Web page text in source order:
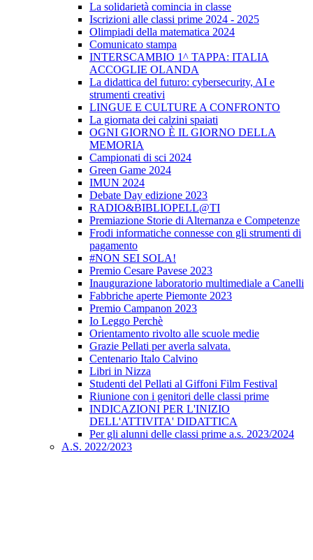
La solidarietà comincia in classe
Iscrizioni alle classi prime 2024 - 2025
Olimpiadi della matematica 2024
Comunicato stampa
INTERSCAMBIO 1^ TAPPA: ITALIA
ACCOGLIE OLANDA
La didattica del futuro: cybersecurity, AI e
strumenti creativi
LINGUE E CULTURE A CONFRONTO
La giornata dei calzini spaiati
OGNI GIORNO È IL GIORNO DELLA
MEMORIA
Campionati di sci 2024
Green Game 2024
IMUN 2024
Debate Day edizione 2023
RADIO&BIBLIOPELL@TI
Premiazione Storie di Alternanza e Competenze
Frodi informatiche connesse con gli strumenti di
pagamento
#NON SEI SOLA!
Premio Cesare Pavese 2023
Inaugurazione laboratorio multimediale a Canelli
Fabbriche aperte Piemonte 2023
Premio Campanon 2023
Io Leggo Perchè
Orientamento rivolto alle scuole medie
Grazie Pellati per averla salvata.
Centenario Italo Calvino
Libri in Nizza
Studenti del Pellati al Giffoni Film Festival
Riunione con i genitori delle classi prime
INDICAZIONI PER L'INIZIO
DELL'ATTIVITA' DIDATTICA
Per gli alunni delle classi prime a.s. 2023/2024
A.S. 2022/2023